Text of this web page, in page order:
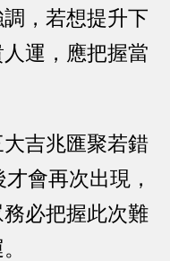
，若想提升下
運，應把握當
吉兆匯聚若錯
會再次出現，
必把握此次難